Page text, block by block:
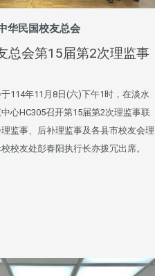
华民国校友总会
总会第15届第2次理监事
114年11月8日(六)下午1时，在淡水
心HC305召开第15届第2次理监事联
监事、后补理监事及各县市校友会理
校友处彭春阳执行长亦拨冗出席。